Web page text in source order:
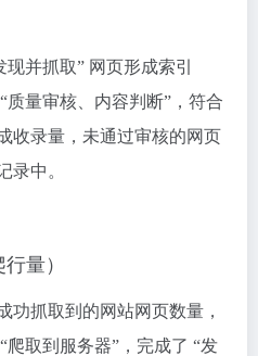
并抓取” 网页形成索引
量审核、内容判断”，符合
收录量，未通过审核的网页
录中。
量）
功抓取到的网站网页数量，
取到服务器”，完成了 “发